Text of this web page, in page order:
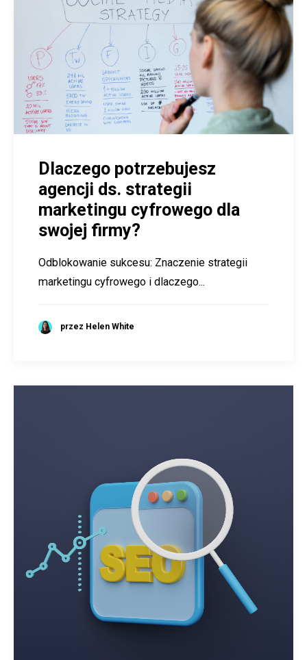
Dlaczego potrzebujesz
agencji ds. strategii
marketingu cyfrowego dla
swojej firmy?
Odblokowanie sukcesu: Znaczenie strategii
marketingu cyfrowego i dlaczego...
przez Helen White